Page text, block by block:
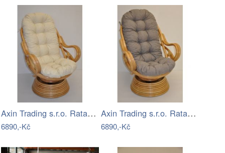
Axin Trading s.r.o. Ratanové houpací…
6890,-Kč
Axin Trading s.r.o. Ratanové houpací…
6890,-Kč